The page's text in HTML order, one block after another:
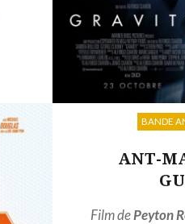
ANT-
Film dePeyton
BANDE